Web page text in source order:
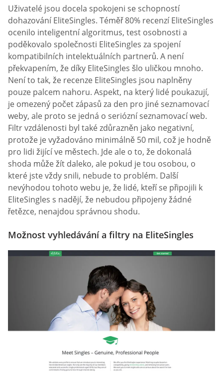
Uživatelé jsou docela spokojeni se schopností
dohazování EliteSingles. Téměř 80% recenzí EliteSingles
ocenilo inteligentní algoritmus, test osobnosti a
poděkovalo společnosti EliteSingles za spojení
kompatibilních intelektuálních partnerů. A není
překvapením, že díky EliteSingles šlo uličkou mnoho.
Není to tak, že recenze EliteSingles jsou naplněny
pouze palcem nahoru. Aspekt, na který lidé poukazují,
je omezený počet zápasů za den pro jiné seznamovací
weby, ale proto se jedná o seriózní seznamovací web.
Filtr vzdálenosti byl také zdůrazněn jako negativní,
protože je vyžadováno minimálně 50 mil, což je hodně
pro lidi žijící ve městech. Jde ale o to, že dokonalá
shoda může žít daleko, ale pokud je tou osobou, o
které jste vždy snili, nebude to problém. Další
nevýhodou tohoto webu je, že lidé, kteří se připojili k
EliteSingles s nadějí, že nebudou připojeny žádné
řetězce, nenajdou správnou shodu.
Možnost vyhledávání a filtry na EliteSingles